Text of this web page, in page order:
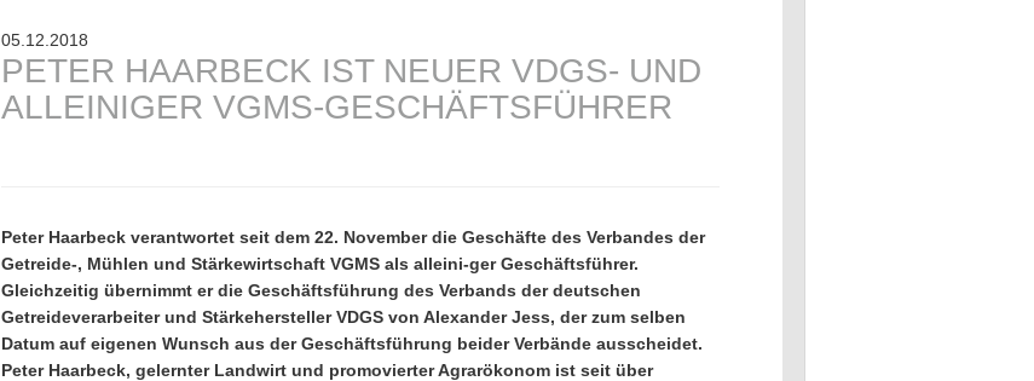
05.12.2018
PETER HAARBECK IST NEUER VDGS- UND
ALLEINIGER VGMS-GESCHÄFTSFÜHRER
Peter Haarbeck verantwortet seit dem 22. November die Geschäfte des Verbandes der
Getreide-, Mühlen und Stärkewirtschaft VGMS als alleini-ger Geschäftsführer.
Gleichzeitig übernimmt er die Geschäftsführung des Verbands der deutschen
Getreideverarbeiter und Stärkehersteller VDGS von Alexander Jess, der zum selben
Datum auf eigenen Wunsch aus der Geschäftsführung beider Verbände ausscheidet.
Peter Haarbeck, gelernter Landwirt und promovierter Agrarökonom ist seit über